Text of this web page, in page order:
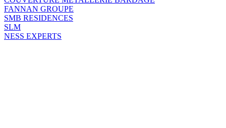
FANNAN GROUPE
SMB RESIDENCES
SLM
NESS EXPERTS